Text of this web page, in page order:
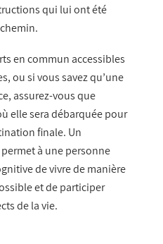
qui lui ont été
en commun accessibles
ou si vous savez qu’une
assurez-vous que
elle sera débarquée pour
finale. Un
à une personne
de vivre de manière
et de participer
de la vie.